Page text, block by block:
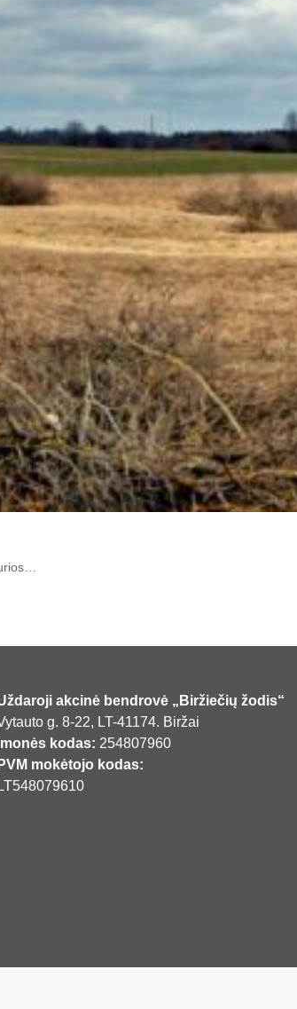
akcinė bendrovė „Biržiečių žodis“
g. 8-22, LT-41174. Biržai
Įmonės kodas: 254807960
PVM mokėtojo kodas:
LT548079610